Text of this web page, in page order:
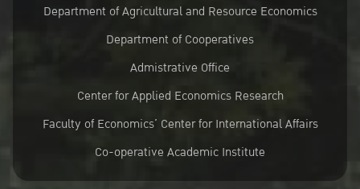
Department of Agricultural and Resource Economics
Department of Cooperatives
Admistrative Office
Center for Applied Economics Research
Faculty of Economics’ Center for International Affairs
Co-operative Academic Institute